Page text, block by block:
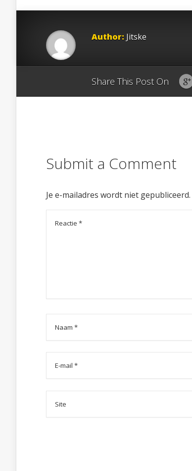
Author: Jitske
Share This Post On
Submit a Comment
Je e-mailadres wordt niet gepubliceerd.